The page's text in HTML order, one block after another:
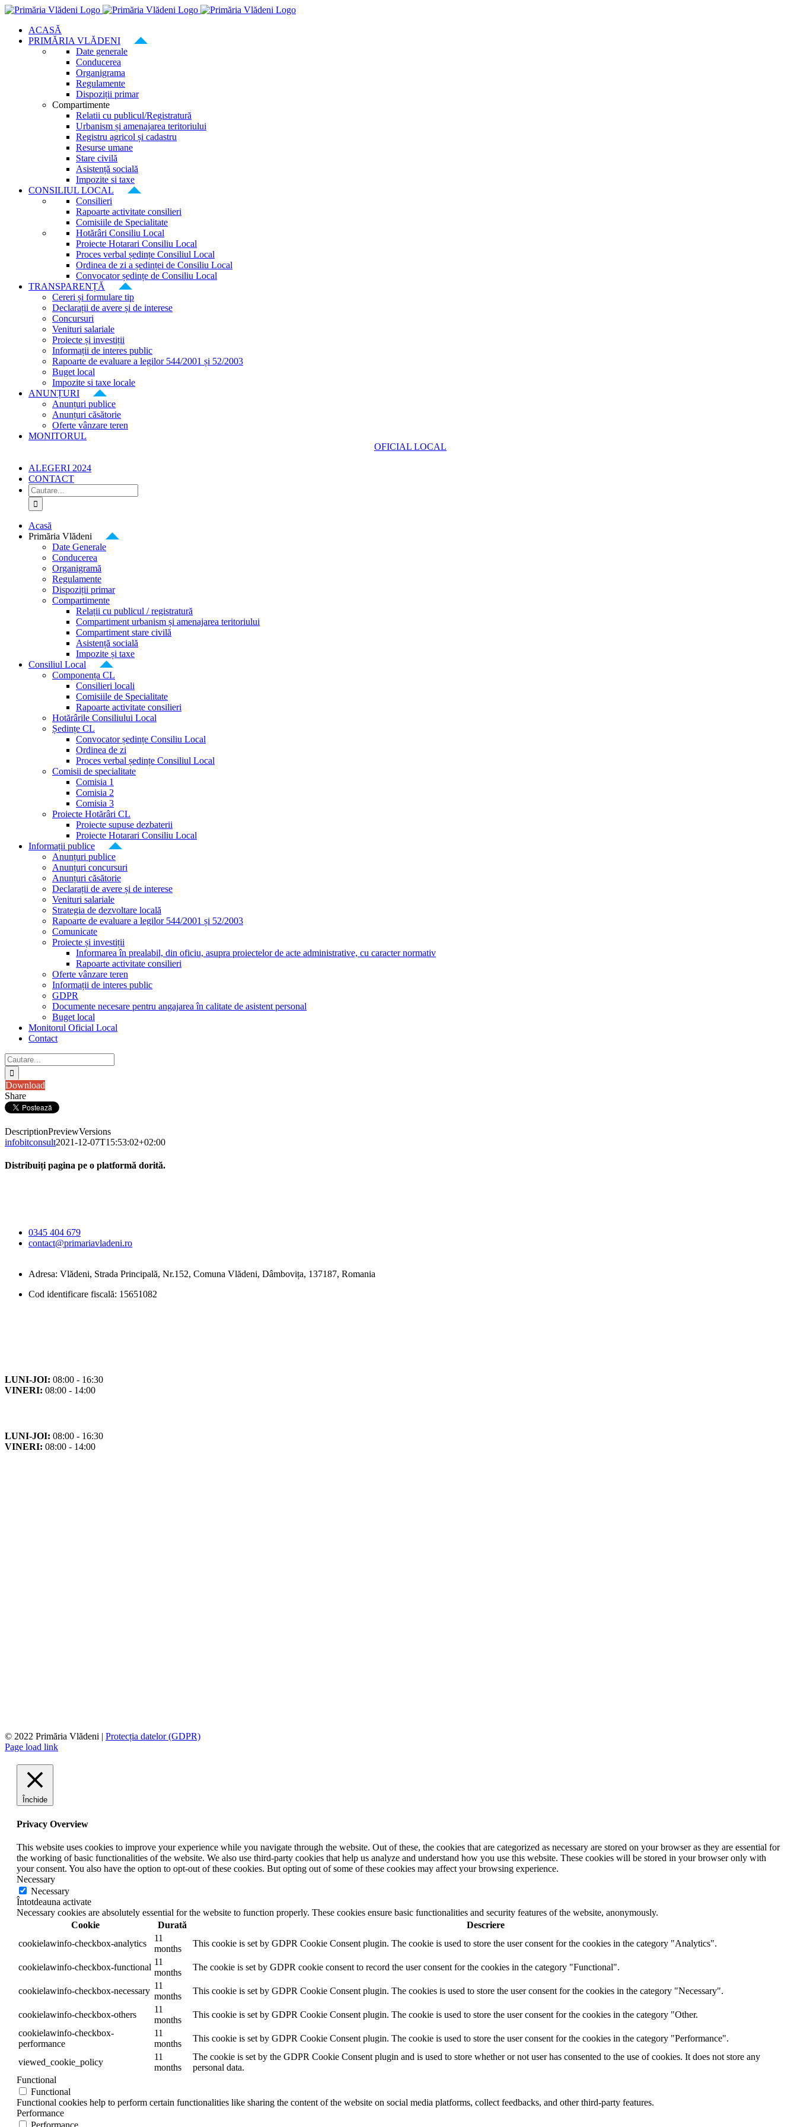
Skip
contentACASĂ
PRIMĂRIA VLĂDENI
Date generale
Conducerea
Organigrama
Regulamente
Dispoziții primar
Compartimente
Relatii cu publicul/Registratură
Urbanism și amenajarea teritoriului
Registru agricol și cadastru
Resurse umane
Stare civilă
Asistență socială
Impozite si taxe
CONSILIUL LOCAL
Consilieri
Rapoarte activitate consilieri
Comisiile de Specialitate
Hotărâri Consiliu Local
Proiecte Hotarari Consiliu Local
Proces verbal ședințe Consiliul Local
Ordinea de zi a ședinței de Consiliu Local
Convocator ședințe de Consiliu Local
TRANSPARENȚĂ
Cereri și formulare tip
Declarații de avere și de interese
Concursuri
Venituri salariale
Proiecte și investiții
Informații de interes public
Rapoarte de evaluare a legilor 544/2001 și 52/2003
Buget local
Impozite si taxe locale
ANUNȚURI
Anunțuri publice
Anunțuri căsătorie
Oferte vânzare teren
MONITORUL
OFICIAL LOCAL
ALEGERI 2024
CONTACT
Cautare...
Acasă
Primăria Vlădeni
Date Generale
Conducerea
Organigramă
Regulamente
Dispoziții primar
Compartimente
Relații cu publicul / registratură
Compartiment urbanism și amenajarea teritoriului
Compartiment stare civilă
Asistență socială
Impozite și taxe
Consiliul Local
Componența CL
Consilieri locali
Comisiile de Specialitate
Rapoarte activitate consilieri
Hotărârile Consiliului Local
Ședințe CL
Convocator ședințe Consiliu Local
Ordinea de zi
Proces verbal ședințe Consiliul Local
Comisii de specialitate
Comisia 1
Comisia 2
Comisia 3
Proiecte Hotărâri CL
Proiecte supuse dezbaterii
Proiecte Hotarari Consiliu Local
Informații publice
Anunțuri publice
Anunțuri concursuri
Anunțuri căsătorie
Declarații de avere și de interese
Venituri salariale
Strategia de dezvoltare locală
Rapoarte de evaluare a legilor 544/2001 și 52/2003
Comunicate
Proiecte și investiții
Informarea în prealabil, din oficiu, asupra proiectelor de acte administrative, cu caracter normativ
Rapoarte activitate consilieri
Oferte vânzare teren
Informații de interes public
GDPR
Documente necesare pentru angajarea în calitate de asistent personal
Buget local
Monitorul Oficial Local
Contact
Cautare...
Download
Share
DescriptionPreviewVersions
infobitconsult2021-12-07T15:53:02+02:00
Distribuiți pagina pe o platformă dorită.
0345 404 679
contact@primariavladeni.ro
Adresa: Vlădeni, Strada Principală, Nr.152, Comuna Vlădeni, Dâmbovița, 137187, Romania
Cod identificare fiscală: 15651082
LUNI-JOI: 08:00 - 16:30
VINERI: 08:00 - 14:00
LUNI-JOI: 08:00 - 16:30
VINERI: 08:00 - 14:00
© 2022 Primăria Vlădeni | Protecția datelor (GDPR)
Page load link
Închide
Privacy Overview
This website uses cookies to improve your experience while you navigate through the website. Out of these, the cookies that are categorized as necessary are stored on your browser as they are essential for
the working of basic functionalities of the website. We also use third-party cookies that help us analyze and understand how you use this website. These cookies will be stored in your browser only with
your consent. You also have the option to opt-out of these cookies. But opting out of some of these cookies may affect your browsing experience.
Necessary
Necessary
Întotdeauna activate
Necessary cookies are absolutely essential for the website to function properly. These cookies ensure basic functionalities and security features of the website, anonymously.
Cookie
Durată
Descriere
cookielawinfo-checkbox-analytics
11
months
This cookie is set by GDPR Cookie Consent plugin. The cookie is used to store the user consent for the cookies in the category "Analytics".
cookielawinfo-checkbox-functional
11
months
The cookie is set by GDPR cookie consent to record the user consent for the cookies in the category "Functional".
cookielawinfo-checkbox-necessary
11
months
This cookie is set by GDPR Cookie Consent plugin. The cookies is used to store the user consent for the cookies in the category "Necessary".
cookielawinfo-checkbox-others
11
months
This cookie is set by GDPR Cookie Consent plugin. The cookie is used to store the user consent for the cookies in the category "Other.
cookielawinfo-checkbox-
performance
11
months
This cookie is set by GDPR Cookie Consent plugin. The cookie is used to store the user consent for the cookies in the category "Performance".
viewed_cookie_policy
11
months
The cookie is set by the GDPR Cookie Consent plugin and is used to store whether or not user has consented to the use of cookies. It does not store any
personal data.
Functional
Functional
Functional cookies help to perform certain functionalities like sharing the content of the website on social media platforms, collect feedbacks, and other third-party features.
Performance
Performance